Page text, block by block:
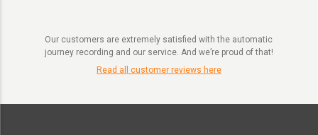
Our customers are extremely satisfied with the automatic
journey recording and our service. And we’re proud of that!
Read all customer reviews here